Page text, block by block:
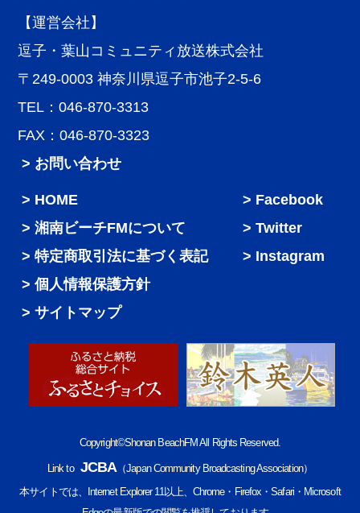
【運営会社】
逗子・葉山コミュニティ放送株式会社
〒249-0003 神奈川県逗子市池子2-5-6
TEL：046-870-3313
FAX：046-870-3323
> お問い合わせ
HOME
湘南ビーチFMについて
特定商取引法に基づく表記
個人情報保護方針
サイトマップ
Facebook
Twitter
Instagram
Copyright©Shonan BeachFM All Rights Reserved.
Link to JCBA（Japan Community Broadcasting Association）
本サイトでは、Internet Explorer 11以上、Chrome・Firefox・Safari・Microsoft